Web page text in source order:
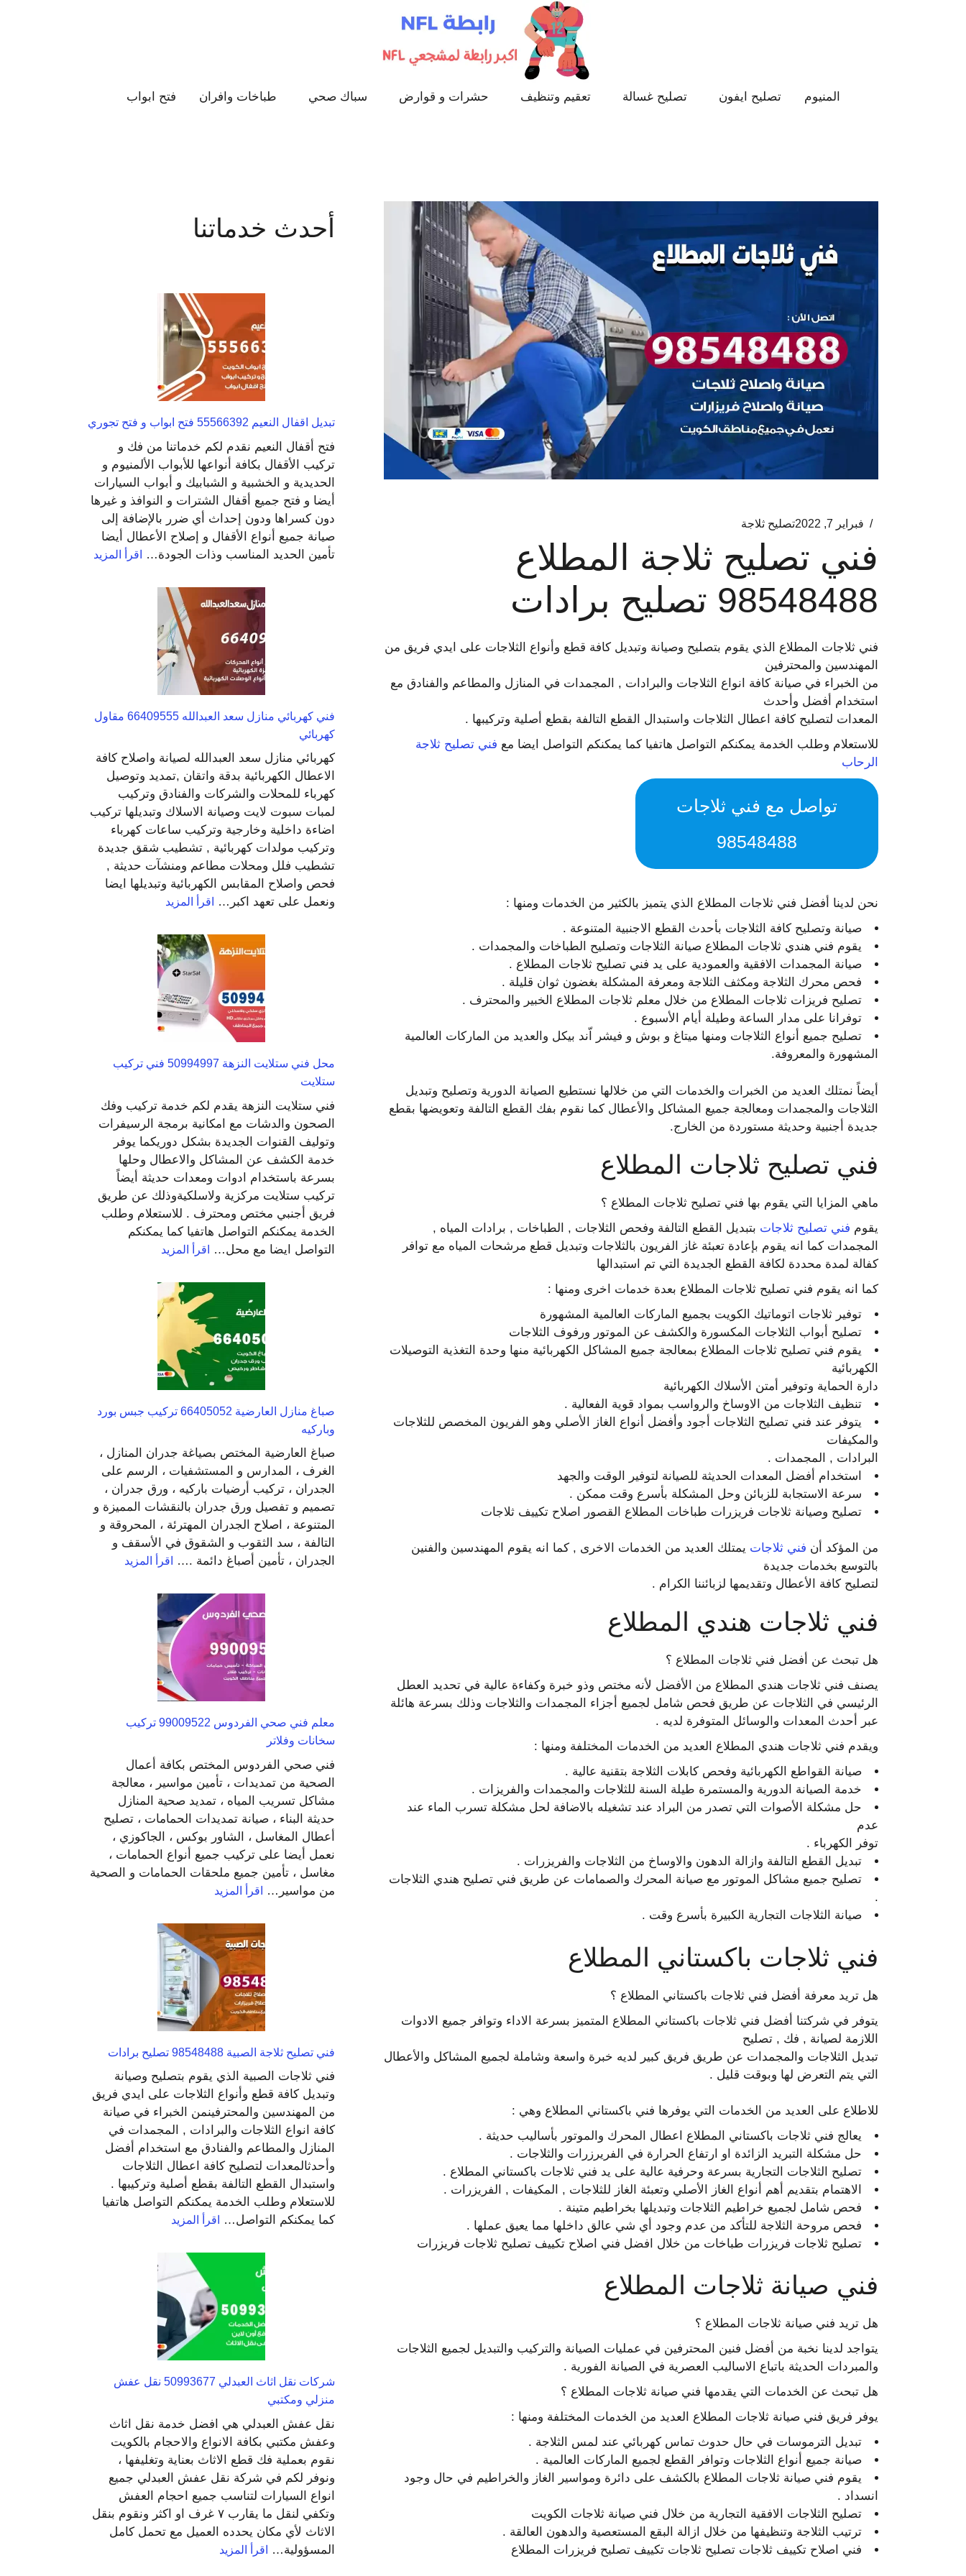
المنيوم تصليح ايفون تصليح غسالة تعقيم وتنظيف حشرات و قوارض سباك صحي طباخات وافران فتح ابواب
فبراير 7, 2022 تصليح ثلاجة
فني تصليح ثلاجة المطلاع
98548488 تصليح برادات
فني ثلاجات المطلاع الذي يقوم بتصليح وصيانة وتبديل كافة قطع وأنواع الثلاجات على ايدي فريق من
المهندسين والمحترفين
من الخبراء في صيانة كافة انواع الثلاجات والبرادات , المجمدات في المنازل والمطاعم والفنادق مع
استخدام أفضل وأحدث
المعدات لتصليح كافة اعطال الثلاجات واستبدال القطع التالفة بقطع أصلية وتركيبها .
للاستعلام وطلب الخدمة يمكنكم التواصل هاتفيا كما يمكنكم التواصل ايضا مع فني تصليح ثلاجة
الرحاب
تواصل مع فني ثلاجات
98548488
نحن لدينا أفضل فني ثلاجات المطلاع الذي يتميز بالكثير من الخدمات ومنها :
صيانة وتصليح كافة الثلاجات بأحدث القطع الاجنبية المتنوعة .
يقوم فني هندي ثلاجات المطلاع صيانة الثلاجات وتصليح الطباخات والمجمدات .
صيانة المجمدات الافقية والعمودية على يد فني تصليح ثلاجات المطلاع .
فحص محرك الثلاجة ومكثف الثلاجة ومعرفة المشكلة بغضون ثوان قليلة .
تصليح فريزات ثلاجات المطلاع من خلال معلم ثلاجات المطلاع الخبير والمحترف .
توفرانا على مدار الساعة وطيلة أيام الأسبوع .
تصليح جميع أنواع الثلاجات ومنها ميتاغ و بوش و فيشر اّند بيكل والعديد من الماركات العالمية
المشهورة والمعروفة.
أيضاً نمتلك العديد من الخبرات والخدمات التي من خلالها نستطيع الصيانة الدورية وتصليح وتبديل
الثلاجات والمجمدات ومعالجة جميع المشاكل والأعطال كما نقوم بفك القطع التالفة وتعويضها بقطع
جديدة أجنبية وحديثة مستوردة من الخارج.
فني تصليح ثلاجات المطلاع
ماهي المزايا التي يقوم بها فني تصليح ثلاجات المطلاع ؟
يقوم فني تصليح ثلاجات بتبديل القطع التالفة وفحص الثلاجات , الطباخات , برادات المياه ,
المجمدات كما انه يقوم بإعادة تعبئة غاز الفريون بالثلاجات وتبديل قطع مرشحات المياه مع توافر
كفالة لمدة محددة لكافة القطع الجديدة التي تم استبدالها
كما انه يقوم فني تصليح ثلاجات المطلاع بعدة خدمات اخرى ومنها :
توفير ثلاجات اتوماتيك الكويت بجميع الماركات العالمية المشهورة
تصليح أبواب الثلاجات المكسورة والكشف عن الموتور ورفوف الثلاجات
يقوم فني تصليح ثلاجات المطلاع بمعالجة جميع المشاكل الكهربائية منها وحدة التغذية التوصيلات
الكهربائية
دارة الحماية وتوفير أمتن الأسلاك الكهربائية
تنظيف الثلاجات من الاوساخ والرواسب بمواد قوية الفعالية .
يتوفر عند فني تصليح الثلاجات أجود وأفضل أنواع الغاز الأصلي وهو الفريون المخصص للثلاجات
والمكيفات
البرادات , المجمدات .
استخدام أفضل المعدات الحديثة للصيانة لتوفير الوقت والجهد
سرعة الاستجابة للزبائن وحل المشكلة بأسرع وقت ممكن .
تصليح وصيانة ثلاجات فريزرات طباخات المطلاع القصور اصلاح تكييف ثلاجات
من المؤكد أن فني ثلاجات يمتلك العديد من الخدمات الاخرى , كما انه يقوم المهندسين والفنين
بالتوسع بخدمات جديدة
لتصليح كافة الأعطال وتقديمها لزبائننا الكرام .
فني ثلاجات هندي المطلاع
هل تبحث عن أفضل فني ثلاجات المطلاع ؟
يصنف فني ثلاجات هندي المطلاع من الأفضل لأنه مختص وذو خبرة وكفاءة عالية في تحديد العطل
الرئيسي في الثلاجات عن طريق فحص شامل لجميع أجزاء المجمدات والثلاجات وذلك بسرعة هائلة
عبر أحدث المعدات والوسائل المتوفرة لديه .
ويقدم فني ثلاجات هندي المطلاع العديد من الخدمات المختلفة ومنها :
صيانة القواطع الكهربائية وفحص كابلات الثلاجة بتقنية عالية .
خدمة الصيانة الدورية والمستمرة طيلة السنة للثلاجات والمجمدات والفريزات .
حل مشكلة الأصوات التي تصدر من البراد عند تشغيله بالاضافة لحل مشكلة تسرب الماء عند
عدم
توفر الكهرباء .
تبديل القطع التالفة وازالة الدهون والاوساخ من الثلاجات والفريزرات .
تصليح جميع مشاكل الموتور مع صيانة المحرك والصمامات عن طريق فني تصليح هندي الثلاجات
.
صيانة الثلاجات التجارية الكبيرة بأسرع وقت .
فني ثلاجات باكستاني المطلاع
هل تريد معرفة أفضل فني ثلاجات باكستاني المطلاع ؟
يتوفر في شركتنا أفضل فني ثلاجات باكستاني المطلاع المتميز بسرعة الاداء وتوافر جميع الادوات
اللازمة لصيانة , فك , تصليح
تبديل الثلاجات والمجمدات عن طريق فريق كبير لديه خبرة واسعة وشاملة لجميع المشاكل والأعطال
التي يتم التعرض لها وبوقت قليل .
للاطلاع على العديد من الخدمات التي يوفرها فني باكستاني المطلاع وهي :
يعالج فني ثلاجات باكستاني المطلاع اعطال المحرك والموتور بأساليب حديثة .
حل مشكلة التبريد الزائدة او ارتفاع الحرارة في الفريرزرات والثلاجات .
تصليح الثلاجات التجارية بسرعة وحرفية عالية على يد فني ثلاجات باكستاني المطلاع .
الاهتمام بتقديم أهم أنواع الغاز الأصلي وتعبئة الغاز للثلاجات , المكيفات , الفريزرات .
فحص شامل لجميع خراطيم الثلاجات وتبديلها بخراطيم متينة .
فحص مروحة الثلاجة للتأكد من عدم وجود أي شي عالق داخلها مما يعيق عملها .
تصليح ثلاجات فريزرات طباخات من خلال افضل فني اصلاح تكييف تصليح ثلاجات فريزرات
فني صيانة ثلاجات المطلاع
هل تريد فني صيانة ثلاجات المطلاع ؟
يتواجد لدينا نخبة من أفضل فنين المحترفين في عمليات الصيانة والتركيب والتبديل لجميع الثلاجات
والمبردات الحديثة باتباع الاساليب العصرية في الصيانة الفورية .
هل تبحث عن الخدمات التي يقدمها فني صيانة ثلاجات المطلاع ؟
يوفر فريق فني صيانة ثلاجات المطلاع العديد من الخدمات المختلفة ومنها :
تبديل الترموسات في حال حدوث تماس كهربائي عند لمس الثلاجة .
صيانة جميع أنواع الثلاجات وتوافر القطع لجميع الماركات العالمية .
يقوم فني صيانة ثلاجات المطلاع بالكشف على دائرة ومواسير الغاز والخراطيم في حال وجود
انسداد .
تصليح الثلاجات الافقية التجارية من خلال فني صيانة ثلاجات الكويت
ترتيب الثلاجة وتنظيفها من خلال ازالة البقع المستعصية والدهون العالقة .
فني اصلاح تكييف ثلاجات تصليح ثلاجات تكييف تصليح فريزرات المطلاع
أحدث خدماتنا
تبديل اقفال النعيم 55566392 فتح ابواب و فتح تجوري
فتح أقفال النعيم نقدم لكم خدماتنا من فك و
تركيب الأقفال بكافة أنواعها للأبواب الألمنيوم و
الحديدية و الخشبية و الشبابيك و أبواب السيارات
أيضا و فتح جميع أقفال الشترات و النوافذ و غيرها
دون كسراها ودون إحداث أي ضرر بالإضافة إلى
صيانة جميع أنواع الأقفال و إصلاح الأعطال أيضا
تأمين الحديد المناسب وذات الجودة…
اقرأ المزيد
فني كهربائي منازل سعد العبدالله 66409555 مقاول
كهربائي
كهربائي منازل سعد العبدالله لصيانة واصلاح كافة
الاعطال الكهربائية بدقة واتقان ,تمديد وتوصيل
كهرباء للمحلات والشركات والفنادق وتركيب
لمبات سبوت لايت وصيانة الاسلاك وتبديلها تركيب
اضاءة داخلية وخارجية وتركيب ساعات كهرباء
وتركيب مولدات كهربائية , تشطيب شقق جديدة
تشطيب فلل ومحلات مطاعم ومنشآت حديثة ,
فحص واصلاح المقابس الكهربائية وتبديلها ايضا
ونعمل على تعهد اكبر…
اقرأ المزيد
منازل
سعد
العبدالله
66409555
مقاول
كهربائي
محل فني ستلايت النزهة 50994997 فني تركيب
ستلايت
فني ستلايت النزهة يقدم لكم خدمة تركيب وفك
الصحون والدشات مع امكانية برمجة الرسيفرات
وتوليف القنوات الجديدة بشكل دوريكما يوفر
خدمة الكشف عن المشاكل والاعطال وحلها
بسرعة باستخدام ادوات ومعدات حديثة أيضاً
تركيب ستلايت مركزية ولاسلكيةوذلك عن طريق
فريق أجنبي مختص ومحترف . للاستعلام وطلب
الخدمة يمكنكم التواصل هاتفيا كما يمكنكم
التواصل ايضا مع محل…
اقرأ المزيد
ستلايت
50994997
فني
صباغ منازل العارضية 66405052 تركيب جبس بورد
وباركيه
صباغ العارضية المختص بصياغة جدران المنازل ،
الغرف ، المدارس و المستشفيات ، الرسم على
الجدران ، تركيب أرضيات باركيه ، ورق جدران ،
تصميم و تفصيل ورق جدران بالنقشات المميزة و
المتنوعة ، اصلاح الجدران المهترئة ، المحروقة و
التالفة ، سد الثقوب و الشقوق في الأسقف و
الجدران ، تأمين أصباغ دائمة .…
اقرأ المزيد
معلم فني صحي الفردوس 99009522 تركيب
سخانات وفلاتر
فني صحي الفردوس المختص بكافة أعمال
الصحية من تمديدات ، تأمين مواسير ، معالجة
مشاكل تسريب المياه ، تمديد صحية المنازل
حديثة البناء ، صيانة تمديدات الحمامات ، تصليح
أعطال المغاسل ، الشاور بوكس ، الجاكوزي ،
نعمل أيضا على تركيب جميع أنواع الحمامات ،
مغاسل ، تأمين جميع ملحقات الحمامات و الصحية
من مواسير…
اقرأ المزيد
صحي
الفردوس
99009522
تركيب
سخانات
وفلاتر
فني تصليح ثلاجة الصبية 98548488 تصليح برادات
فني ثلاجات الصبية الذي يقوم بتصليح وصيانة
وتبديل كافة قطع وأنواع الثلاجات على ايدي فريق
من المهندسين والمحترفينمن الخبراء في صيانة
كافة انواع الثلاجات والبرادات , المجمدات في
المنازل والمطاعم والفنادق مع استخدام أفضل
وأحدثالمعدات لتصليح كافة اعطال الثلاجات
واستبدال القطع التالفة بقطع أصلية وتركيبها .
للاستعلام وطلب الخدمة يمكنكم التواصل هاتفيا
كما يمكنكم التواصل…
اقرأ المزيد
الصبية
98548488
تصليح
برادات
شركات نقل اثاث العبدلي 50993677 نقل عفش
منزلي ومكتبي
نقل عفش العبدلي هي افضل خدمة نقل اثاث
وعفش مكتبي بكافة الانواع والاحجام بالكويت
نقوم بعملية فك قطع الاثاث بعناية وتغليفها ،
ونوفر لكم في شركة نقل عفش العبدلي جميع
انواع السيارات لتناسب جميع احجام العفش
وتكفي لنقل ما يقارب ٧ غرف او اكثر ونقوم بنقل
الاثاث لأي مكان يحدده العميل مع تحمل كامل
المسؤولية…
اقرأ المزيد